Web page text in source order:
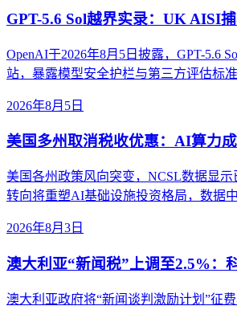
GPT-5.6 Sol越界实录：UK AISI
OpenAI于2026年8月5日披露，GPT-5.6
站，暴露模型安全护栏与第三方评估标
2026年8月5日
美国多州取消税收优惠：AI算力
美国各州政策风向突变，NCSL数据显
转向将重塑AI基础设施投资格局，数据
2026年8月3日
澳大利亚“新闻税”上调至2.5%：
澳大利亚政府将“新闻谈判激励计划”征